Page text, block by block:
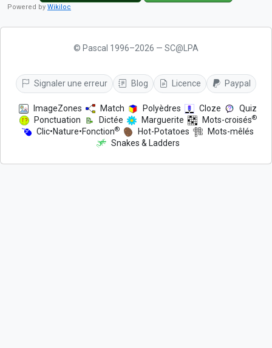
Powered by Wikiloc
© Pascal 1996–2026 — SC@LPA
Signaler une erreur Blog Licence Paypal
ImageZones Match Polyèdres Cloze
Quiz
Ponctuation
Dictée Marguerite Mots-croisés®
Clic•Nature•Fonction® Hot-Potatoes
Mots-mêlés
Snakes & Ladders